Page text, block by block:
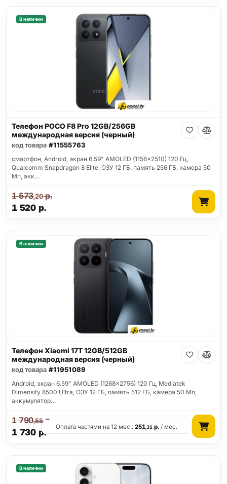
В наличии
Телефон POCO F8 Pro 12GB/256GB
международная версия (черный)
код товара #11555763
смартфон, Android, экран 6.59" AMOLED (1156x2510) 120 Гц,
Qualcomm Snapdragon 8 Elite, ОЗУ 12 ГБ, память 256 ГБ, камера 50
Мп, акк…
1 520 р.
1 573,20р.
В наличии
Телефон Xiaomi 17T 12GB/512GB
международная версия (черный)
код товара #11951089
Android, экран 6.59" AMOLED (1268x2756) 120 Гц, Mediatek
Dimensity 8500 Ultra, ОЗУ 12 ГБ, память 512 ГБ, камера 50 Мп,
аккумулятор…
1 730 р.
1 790,55р.
Оплата частями на 12 мес.:251,31 р. / мес.
В наличии